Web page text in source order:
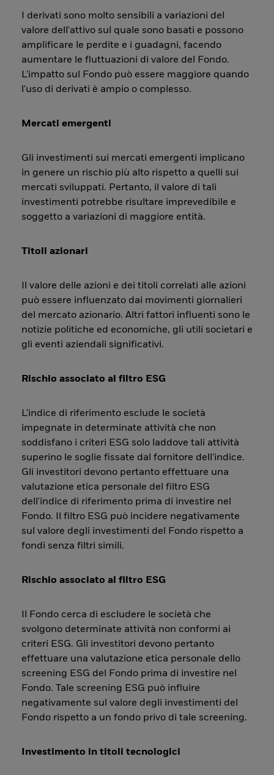
I derivati sono molto sensibili a variazioni del
valore dell'attivo sul quale sono basati e possono
amplificare le perdite e i guadagni, facendo
aumentare le fluttuazioni di valore del Fondo.
L'impatto sul Fondo può essere maggiore quando
l'uso di derivati è ampio o complesso.
Mercati emergenti
Gli investimenti sui mercati emergenti implicano
in genere un rischio più alto rispetto a quelli sui
mercati sviluppati. Pertanto, il valore di tali
investimenti potrebbe risultare imprevedibile e
soggetto a variazioni di maggiore entità.
Titoli azionari
Il valore delle azioni e dei titoli correlati alle azioni
può essere influenzato dai movimenti giornalieri
del mercato azionario. Altri fattori influenti sono le
notizie politiche ed economiche, gli utili societari e
gli eventi aziendali significativi.
Rischio associato al filtro ESG
L'indice di riferimento esclude le società
impegnate in determinate attività che non
soddisfano i criteri ESG solo laddove tali attività
superino le soglie fissate dal fornitore dell'indice.
Gli investitori devono pertanto effettuare una
valutazione etica personale del filtro ESG
dell'indice di riferimento prima di investire nel
Fondo. Il filtro ESG può incidere negativamente
sul valore degli investimenti del Fondo rispetto a
fondi senza filtri simili.
Rischio associato al filtro ESG
Il Fondo cerca di escludere le società che
svolgono determinate attività non conformi ai
criteri ESG. Gli investitori devono pertanto
effettuare una valutazione etica personale dello
screening ESG del Fondo prima di investire nel
Fondo. Tale screening ESG può influire
negativamente sul valore degli investimenti del
Fondo rispetto a un fondo privo di tale screening.
Investimento in titoli tecnologici